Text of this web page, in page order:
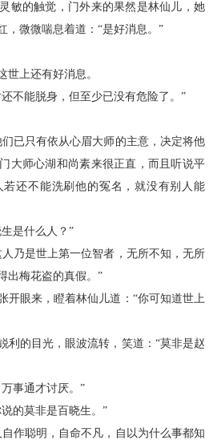
的触觉，门外来的果然是林仙儿，她
，微微喘息着道：“是好消息。”
上还有好消息。
能脱身，但至少已没有危险了。”
只有依从心眉大师的主意，决定将他
大师心湖和尚素来很正直，而且听说平
还不能洗刷他的冤名，就没有别人能
是什么人？”
是世上第一位智者，无所不知，无所
出梅花盗的真假。”
眼来，瞪着林仙儿道：“你可知道世上
的目光，眼波流转，笑道：“莫非是赵
事通才讨厌。”
的莫非是百晓生。”
聪明，自命不凡，自以为什么事都知